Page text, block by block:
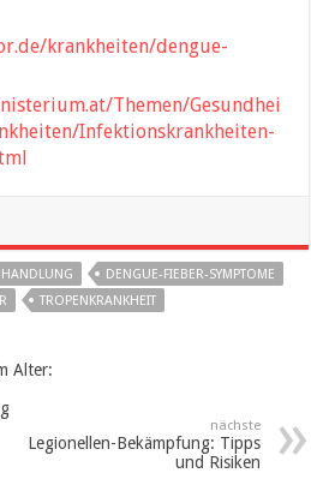
krankheiten/dengue-
Themen/Gesundhei
Infektionskrankheiten-
DENGUE-FIEBER-SYMPTOME
TROPENKRANKHEIT
Alter:
nächste
Legionellen-Bekämpfung: Tipps
und Risiken